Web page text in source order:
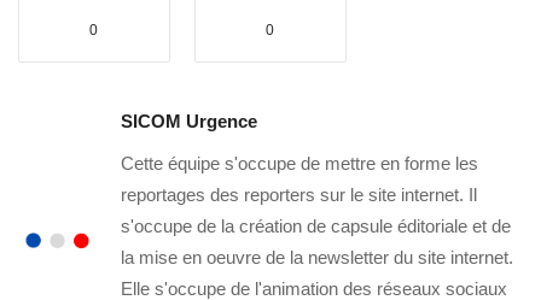
0 0
SICOM Urgence
Cette équipe s'occupe de mettre en forme les
reportages des reporters sur le site internet. Il
s'occupe de la création de capsule éditoriale et de
la mise en oeuvre de la newsletter du site internet.
Elle s'occupe de l'animation des réseaux sociaux